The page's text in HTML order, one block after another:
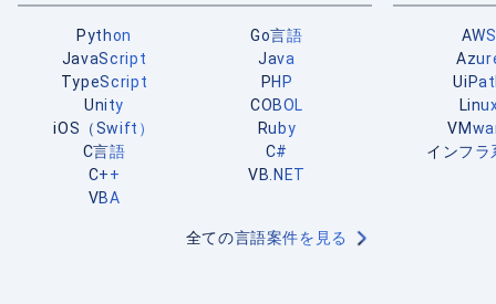
Python
Go言語
JavaScript
Java
TypeScript
PHP
Unity
COBOL
iOS（Swift）
Ruby
C言語
C#
C++
VB.NET
VBA
全ての言語案件を見る
AWS
インフラ